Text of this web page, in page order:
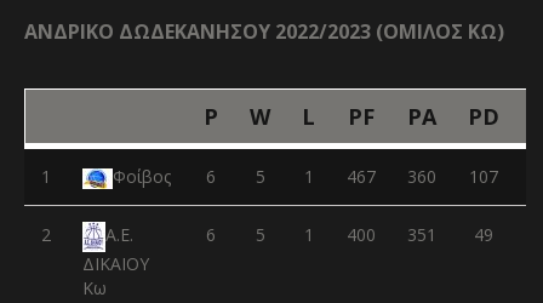
ΑΝΔΡΙΚΟ ΔΩΔΕΚΑΝΗΣΟΥ 2022/2023 (ΟΜΙΛΟΣ ΚΩ)
P W L PF PA PD
1 Φοίβος 6 5 1 467 360 107
2
Α.Ε.
ΔΙΚΑΙΟΥ
Κω
6 5 1 400 351 49